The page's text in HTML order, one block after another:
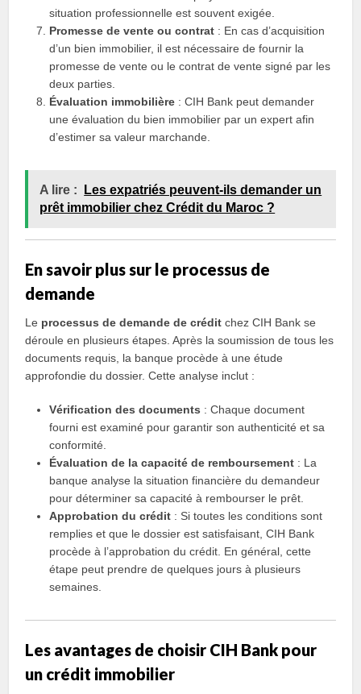
situation professionnelle est souvent exigée.
Promesse de vente ou contrat : En cas d’acquisition
d’un bien immobilier, il est nécessaire de fournir la
promesse de vente ou le contrat de vente signé par les
deux parties.
Évaluation immobilière : CIH Bank peut demander
une évaluation du bien immobilier par un expert afin
d’estimer sa valeur marchande.
A lire :
Les expatriés peuvent-ils demander un
prêt immobilier chez Crédit du Maroc ?
En savoir plus sur le processus de
demande
Le processus de demande de crédit chez CIH Bank se
déroule en plusieurs étapes. Après la soumission de tous les
documents requis, la banque procède à une étude
approfondie du dossier. Cette analyse inclut :
Vérification des documents : Chaque document
fourni est examiné pour garantir son authenticité et sa
conformité.
Évaluation de la capacité de remboursement : La
banque analyse la situation financière du demandeur
pour déterminer sa capacité à rembourser le prêt.
Approbation du crédit : Si toutes les conditions sont
remplies et que le dossier est satisfaisant, CIH Bank
procède à l’approbation du crédit. En général, cette
étape peut prendre de quelques jours à plusieurs
semaines.
Les avantages de choisir CIH Bank pour
un crédit immobilier